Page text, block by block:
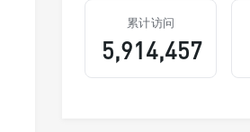
累计访问
5,914,457